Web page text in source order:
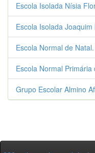
Escola Isolada Nísia
Escola Isolada Joaquim
Escola Normal de
Escola Normal Primária
Grupo Escolar Almino